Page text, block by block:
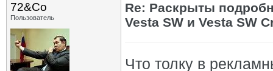
72&Co
Пользователь
Re: Раскрыты
Vesta SW и Vesta SW
Что толку в